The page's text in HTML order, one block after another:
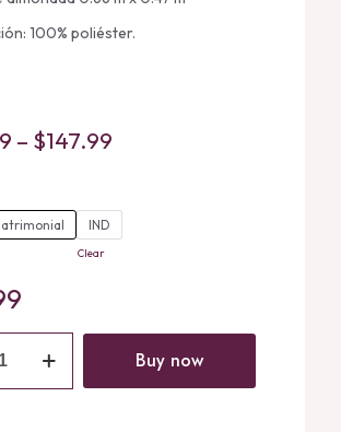
100% poliéster.
– $147.99
IND
Clear
Buy now